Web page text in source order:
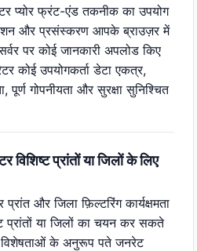
प्योर फ्रंट-एंड तकनीक का उपयोग
और प्रसंस्करण आपके ब्राउज़र में
पर कोई जानकारी अपलोड किए
कोई उपयोगकर्ता डेटा एकत्र,
पूर्ण गोपनीयता और सुरक्षा सुनिश्चित
प्रांतों या जिलों के लिए
और जिला फ़िल्टरिंग कार्यक्षमता
प्रांतों या जिलों का चयन कर सकते
विशेषताओं के अनुरूप पते जनरेट